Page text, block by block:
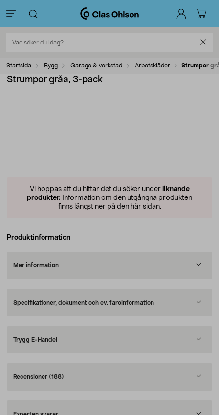
Startsida Bygg Garage & verkstad Arbetskläder Strumpor
Strumpor gråa, 3-pack
Vi hoppas att du hittar det du söker under liknande
produkter. Information om den utgångna produkten
finns längst ner på den här sidan.
Produktinformation
Mer information
Specifikationer, dokument och ev. faroinformation
Trygg E-Handel
Recensioner (188)